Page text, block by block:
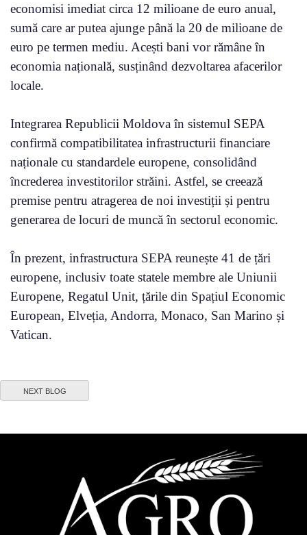
economisi imediat circa 12 milioane de euro anual,
sumă care ar putea ajunge până la 20 de milioane de
euro pe termen mediu. Acești bani vor rămâne în
economia națională, susținând dezvoltarea afacerilor
locale.
Integrarea Republicii Moldova în sistemul SEPA
confirmă compatibilitatea infrastructurii financiare
naționale cu standardele europene, consolidând
încrederea investitorilor străini. Astfel, se creează
premise pentru atragerea de noi investiții și pentru
generarea de locuri de muncă în sectorul economic.
În prezent, infrastructura SEPA reunește 41 de țări
europene, inclusiv toate statele membre ale Uniunii
Europene, Regatul Unit, țările din Spațiul Economic
European, Elveția, Andorra, Monaco, San Marino și
Vatican.
NEXT BLOG